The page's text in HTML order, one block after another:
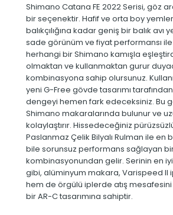
Shimano Catana FE 2022 Serisi, göz
bir seçenektir. Hafif ve orta boy
balıkçılığına kadar geniş bir balık
sade görünüm ve fiyat performansı
herhangi bir Shimano kamışla
olmaktan ve kullanmaktan gurur
kombinasyona sahip olursunuz.
yeni G-Free gövde tasarımı
dengeyi hemen fark edeceksiniz. Bu
Shimano makaralarında bulunur ve
kolaylaştırır. Hissedeceğiniz
Paslanmaz Çelik Bilyalı Rulman ile en
bile sorunsuz performans sağlayan bir
kombinasyonundan gelir. Serinin en
gibi, alüminyum makara, Varispeed II
hem de örgülü iplerde atış
bir AR-C tasarımına sahiptir.